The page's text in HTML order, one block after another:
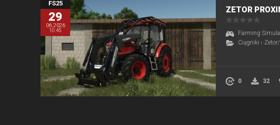
FS25
29
06.2026
10:45
ZETOR
Farming
Ciągniki ›
0 32